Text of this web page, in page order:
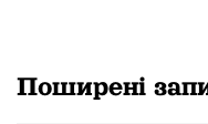
Поширені